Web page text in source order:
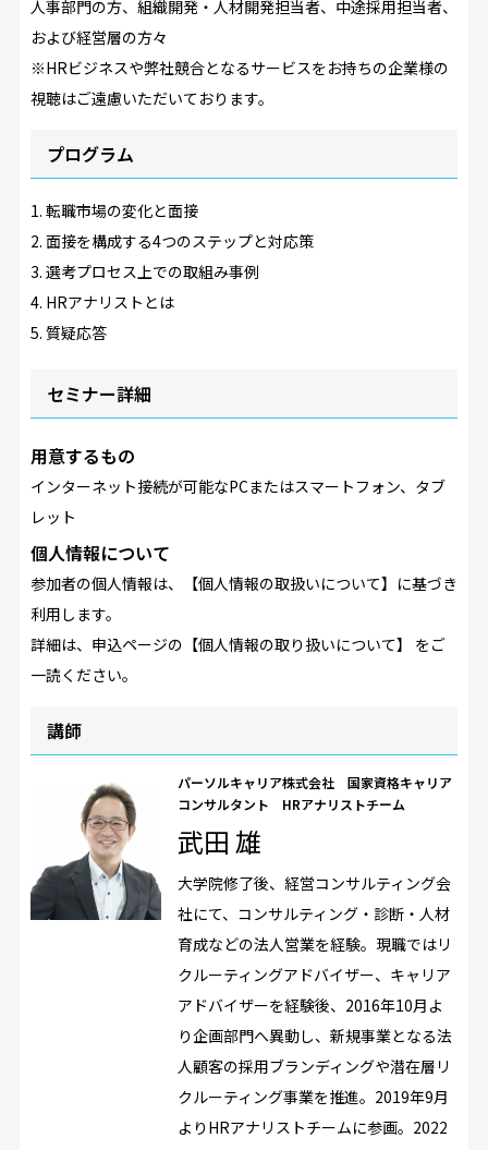
人事部門の方、組織開発・人材開発担当者、中途採用担当者、
および経営層の方々
※HRビジネスや弊社競合となるサービスをお持ちの企業様の
視聴はご遠慮いただいております。
プログラム
1. 転職市場の変化と面接
2. 面接を構成する4つのステップと対応策
3. 選考プロセス上での取組み事例
4. HRアナリストとは
5. 質疑応答
セミナー詳細
用意するもの
インターネット接続が可能なPCまたはスマートフォン、タブ
レット
個人情報について
参加者の個人情報は、【個人情報の取扱いについて】に基づき
利用します。
詳細は、申込ページの【個人情報の取り扱いについて】 をご
一読ください。
講師
パーソルキャリア株式会社 国家資格キャリア
コンサルタント HRアナリストチーム
武田 雄
大学院修了後、経営コンサルティング会
社にて、コンサルティング・診断・人材
育成などの法人営業を経験。現職ではリ
クルーティングアドバイザー、キャリア
アドバイザーを経験後、2016年10月よ
り企画部門へ異動し、新規事業となる法
人顧客の採用ブランディングや潜在層リ
クルーティング事業を推進。2019年9月
よりHRアナリストチームに参画。2022